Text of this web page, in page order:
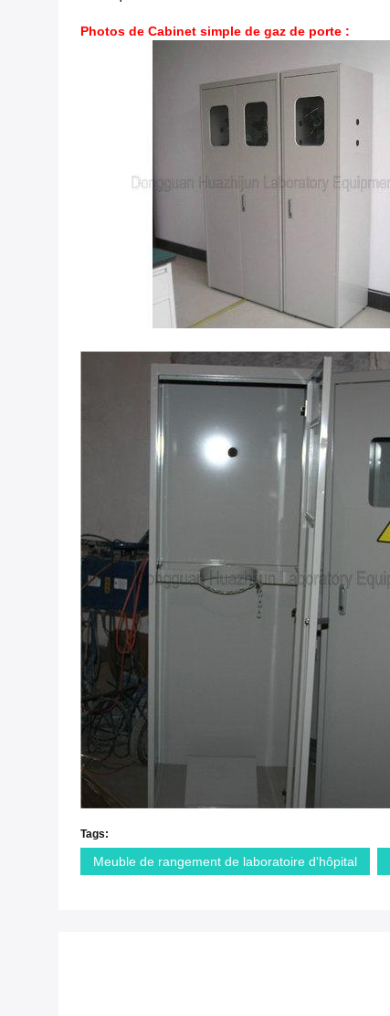
Photos de Cabinet simple de gaz de porte :
Tags:
Meuble de rangement de laboratoire d'hôpital